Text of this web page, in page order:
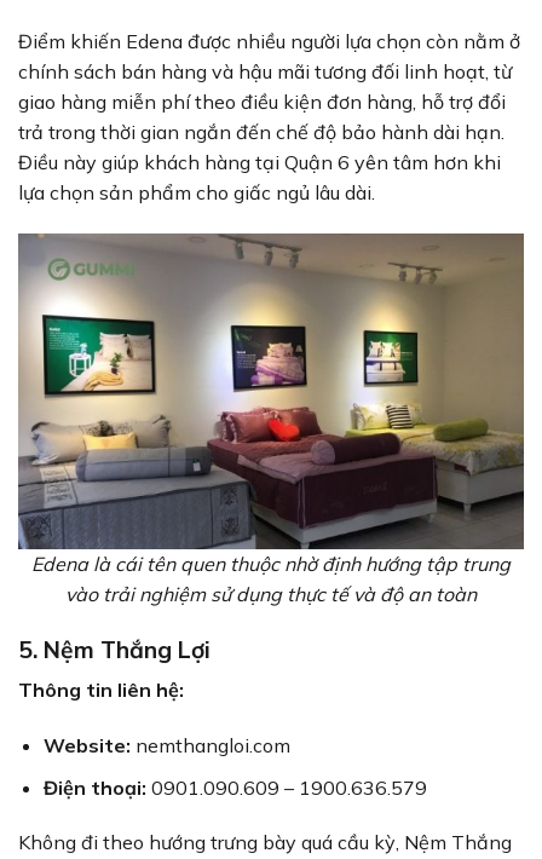
Điểm khiến Edena được nhiều người lựa chọn còn nằm ở
chính sách bán hàng và hậu mãi tương đối linh hoạt, từ
giao hàng miễn phí theo điều kiện đơn hàng, hỗ trợ đổi
trả trong thời gian ngắn đến chế độ bảo hành dài hạn.
Điều này giúp khách hàng tại Quận 6 yên tâm hơn khi
lựa chọn sản phẩm cho giấc ngủ lâu dài.
Edena là cái tên quen thuộc nhờ định hướng tập trung
vào trải nghiệm sử dụng thực tế và độ an toàn
5. Nệm Thắng Lợi
Thông tin liên hệ:
Website: nemthangloi.com
Điện thoại: 0901.090.609 – 1900.636.579
Không đi theo hướng trưng bày quá cầu kỳ, Nệm Thắng